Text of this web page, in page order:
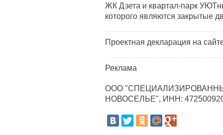
ЖК Дзета и квартал-парк
которого являются закрытые
Проектная декларация на
Реклама
ООО
НОВОСЕЛЬЕ", ИНН: